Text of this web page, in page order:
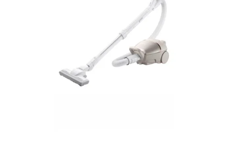
建立新帳號